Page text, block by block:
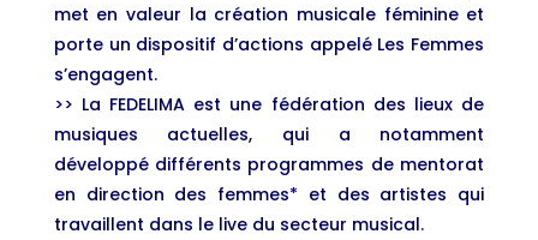
met en valeur la création musicale féminine et
porte un dispositif d’actions appelé Les Femmes
s’engagent.
>> La FEDELIMA est une fédération des lieux de
musiques actuelles, qui a notamment
développé différents programmes de mentorat
en direction des femmes* et des artistes qui
travaillent dans le live du secteur musical.